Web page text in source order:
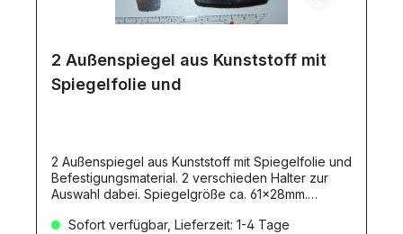
2 Außenspiegel aus Kunststoff mit
Spiegelfolie und
2 Außenspiegel aus Kunststoff mit Spiegelfolie und
Befestigungsmaterial. 2 verschieden Halter zur
Auswahl dabei. Spiegelgröße ca. 61x28mm.
Sofort verfügbar, Lieferzeit: 1-4 Tage